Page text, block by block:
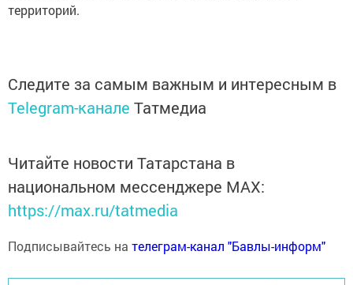
территорий.
Следите за самым важным и интересным в
Telegram-канале Татмедиа
Читайте новости Татарстана в
национальном мессенджере MАХ:
https://max.ru/tatmedia
Подписывайтесь на телеграм-канал "Бавлы-информ"